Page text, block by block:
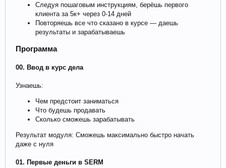
Следуя пошаговым инструкциям, берёшь первого
клиента за 5к+ через 0-14 дней
Повторяешь все что сказано в курсе — даешь
результаты и зарабатываешь
Программа
00. Ввод в курс дела
Узнаешь:
Чем предстоит заниматься
Что будешь продавать
Сколько сможешь зарабатывать
Результат модуля: Сможешь максимально быстро начать
даже с нуля
01. Первые деньги в SERM